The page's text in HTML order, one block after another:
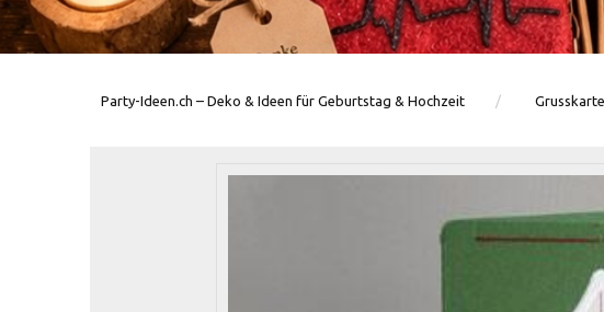
Party-Ideen.ch – Deko & Ideen für Geburtstag & Hochzeit